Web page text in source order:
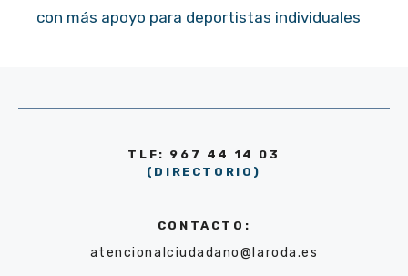
con más apoyo para deportistas individuales
TLF: 967 44 14 03
(DIRECTORIO)
CONTACTO:
atencionalciudadano@laroda.es